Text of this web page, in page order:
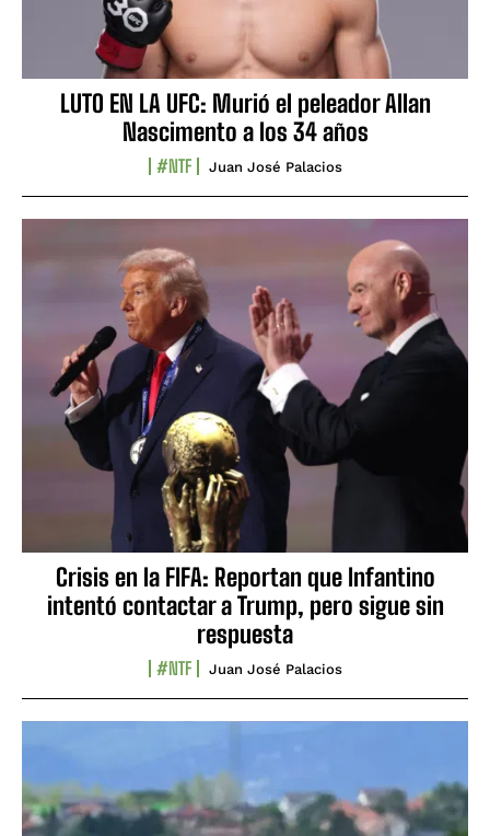
LUTO EN LA UFC: Murió el peleador Allan
Nascimento a los 34 años
#NTF Juan José Palacios
Crisis en la FIFA: Reportan que Infantino
intentó contactar a Trump, pero sigue sin
respuesta
#NTF Juan José Palacios